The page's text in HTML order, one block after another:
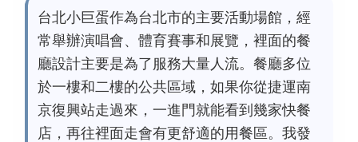
台北小巨蛋作為台北市的主要活動場館，經
常舉辦演唱會、體育賽事和展覽，裡面的餐
廳設計主要是為了服務大量人流。餐廳多位
於一樓和二樓的公共區域，如果你從捷運南
京復興站走過來，一進門就能看到幾家快餐
店，再往裡面走會有更舒適的用餐區。我發